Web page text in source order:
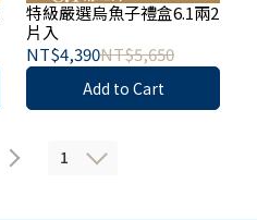
特級嚴選烏魚子禮盒6.1兩2
片入
NT$4,390NT$5,650
Add to Cart
1